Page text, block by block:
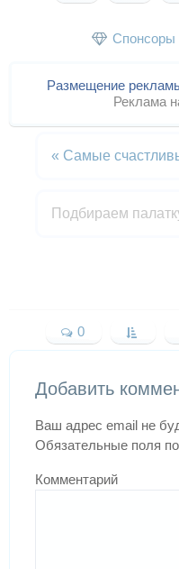
Спонсоры
Размещение
Реклама
« Самые
Подбираем
0
Добавить
Ваш адрес email не
Обязательные поля
Комментарий